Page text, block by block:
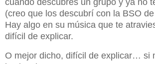
cuando descubres un grupo y ya no
(creo que los descubrí con la BSO de
Hay algo en su música que te
difícil de explicar.
O mejor dicho, difícil de explicar… si